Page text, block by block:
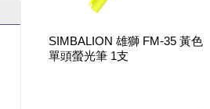
SIMBALION 雄獅 FM-35 黃色
單頭螢光筆 1支